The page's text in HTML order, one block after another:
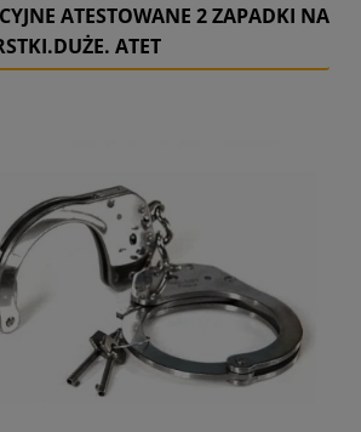
ATESTOWANE 2 ZAPADKI NA
ATET